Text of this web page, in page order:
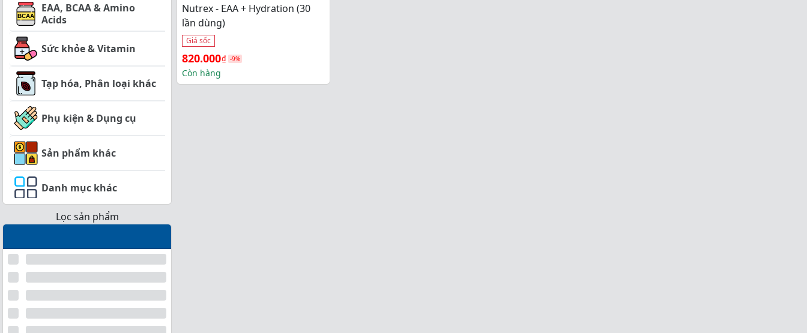
EAA, BCAA & Amino
Acids
Sức khỏe & Vitamin
Tạp hóa, Phân loại khác
Phụ kiện & Dụng cụ
Sản phẩm khác
Danh mục khác
Lọc sản phẩm
Nutrex - EAA + Hydration (30
lần dùng)
Giá sốc
Giá
gốc
820.000₫
Giá
hiện
-9%
Còn hàng